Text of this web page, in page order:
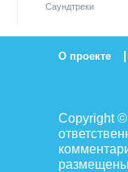
Саундтреки
О проекте |
Copyright
размещены